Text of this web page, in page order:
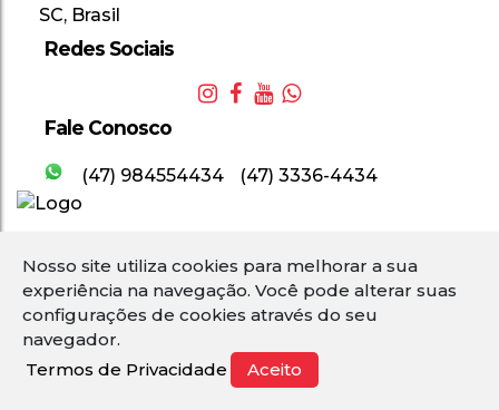
Nosso site utiliza cookies para melhorar a sua
experiência na navegação. Você pode alterar suas
configurações de cookies através do seu
navegador.
Termos de Privacidade
Aceito
SC, Brasil
Redes Sociais
Fale Conosco
(47) 984554434 (47) 3336-4434